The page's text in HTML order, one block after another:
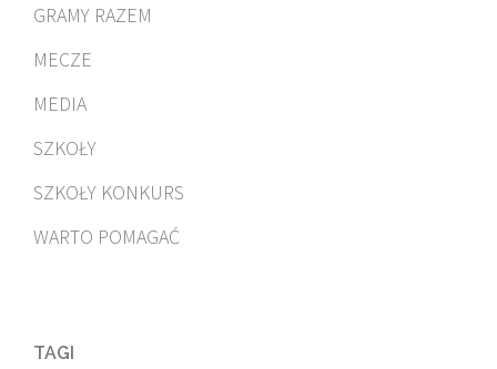
GRAMY RAZEM
MECZE
MEDIA
SZKOŁY
SZKOŁY KONKURS
WARTO POMAGAĆ
TAGI